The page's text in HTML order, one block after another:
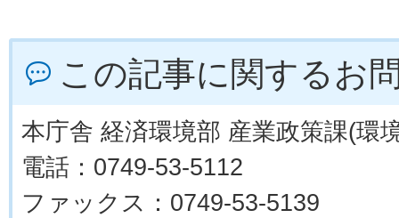
この記事に関するお
本庁舎 経済環境部 産業政策課(環
電話：0749-53-5112
ファックス：0749-53-5139